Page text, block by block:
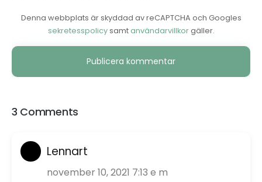
Denna webbplats är skyddad av reCAPTCHA och Googles
sekretesspolicysamtanvändarvillkorgäller.
Alternative:
3 Comments
Lennart
november 10, 2021 7:13 e m